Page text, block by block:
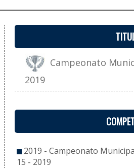
Campeonato
2019
2019 - Campeonato
15 - 2019